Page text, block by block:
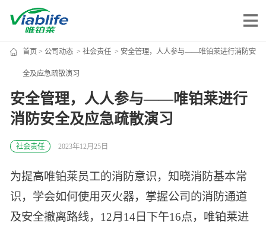
唯铂莱
公司介绍
公司团队
公司动态
加入我们
唯产品
首页 > 公司动态> 社会责任> 安全管理，人人参与——唯铂莱进行消防安
全及应急疏散演习
安全管理，人人参与——唯铂莱进行
消防安全及应急疏散演习
社会责任 2023年12月25日
为提高唯铂莱员工的消防意识，知晓消防基本常
识，学会如何使用灭火器，掌握公司的消防通道
及安全撤离路线，12月14日下午16点，唯铂莱进